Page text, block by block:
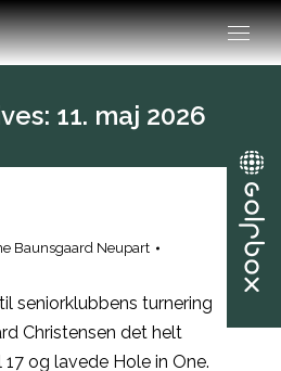
11. maj 2026
Baunsgaard Neupart
seniorklubbens turnering
Christensen det helt
og lavede Hole in One.